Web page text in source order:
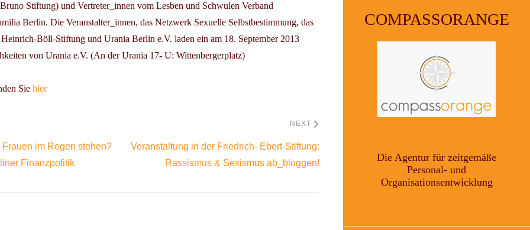
Stiftung) und Vertreter_innen vom Lesben und Schwulen Verband
Berlin. Die Veranstalter_innen, das Netzwerk Sexuelle Selbstbestimmung, das
Böll-Stiftung und Urania Berlin e.V. laden ein am 18. September 2013
von Urania e.V. (An der Urania 17- U: Wittenbergerplatz)
Sie hier
im Regen stehen?
Finanzpolitik
NEXT
Veranstaltung in der Friedrich- Ebert-Stiftung:
Rassismus & Sexismus ab_bloggen!
COMPASSORANGE
Die Agentur für zeitgemäße
Personal- und
Organisationsentwicklung